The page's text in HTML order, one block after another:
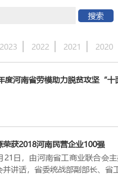
搜索
2023 2022 2021 2020
度河南省劳模助力脱贫攻坚“
荣获2018河南民营企业100强
，由河南省工商业联合会主
并讲话，省委统战部副部长、